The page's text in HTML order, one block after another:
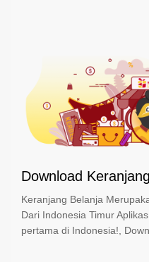
Download
Keranjang Belanja
Dari Indonesia Timur
pertama di Indonesia!,